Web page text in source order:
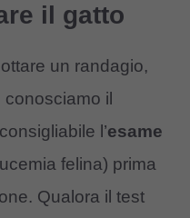
il gatto
un randagio,
conosciamo il
l’esame
felina) prima
Qualora il test